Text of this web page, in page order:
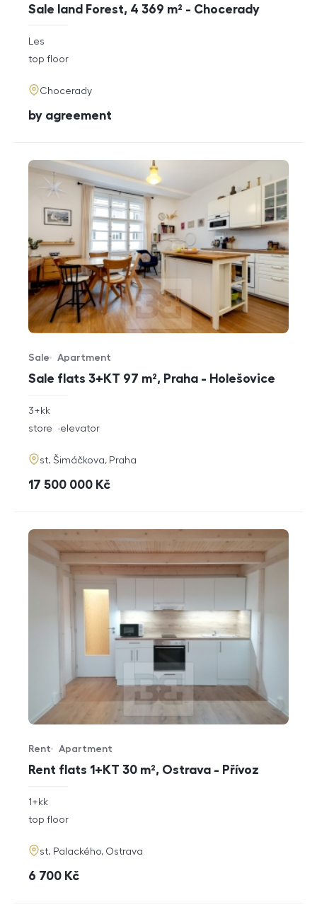
Sale land Forest, 4 369 m² - Chocerady
rozměry
disposition
Les
funkce
top floor
adresa
Chocerady
cena
by agreement
Sale flats 3+KT 97 m², Praha - Holešovice
Offer type
Sale
Property type
Apartment
rozměry
3+kk
funkce
store elevator
adresa
st. Šimáčkova, Praha
cena
17 500 000 Kč
Rent flats 1+KT 30 m², Ostrava - Přívoz
Offer type
Rent
Property type
Apartment
rozměry
1+kk
funkce
top floor
adresa
st. Palackého, Ostrava
cena
6 700 Kč